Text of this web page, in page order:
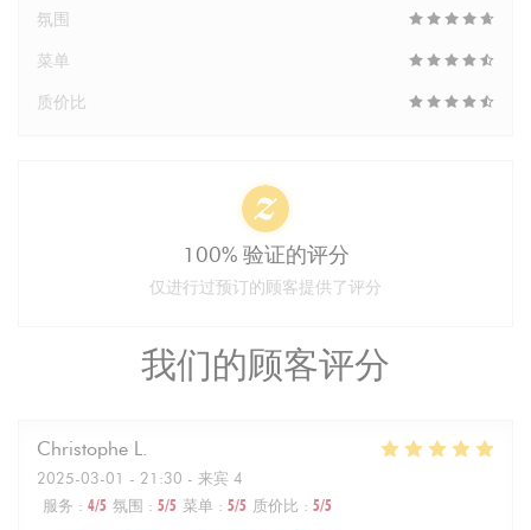
我们的顾客评分
Christophe L
2025-03-01 - 21:30 - 来宾 4
服务 : 4/5 氛围 : 5/5 菜单 : 5/5 质价比 : 5/5
氛围
菜单
质价比
100% 验证的评分
仅进行过预订的顾客提供了评分